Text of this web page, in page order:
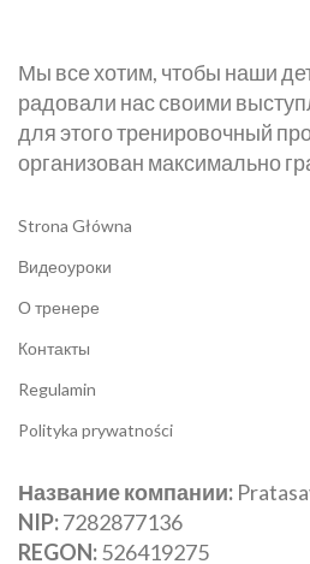
Мы все хотим, чтобы наши
радовали нас своими
для этого тренировочный
организован максимально
Strona Główna
Видеоуроки
О тренере
Контакты
Regulamin
Polityka prywatności
Название компании:
NIP:‎7282877136
REGON:‎526419275